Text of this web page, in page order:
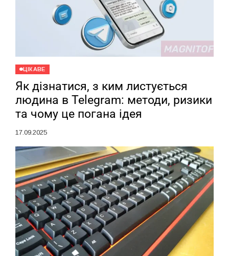
ЦІКАВЕ
Як дізнатися, з ким листується
людина в Telegram: методи, ризики
та чому це погана ідея
17.09.2025